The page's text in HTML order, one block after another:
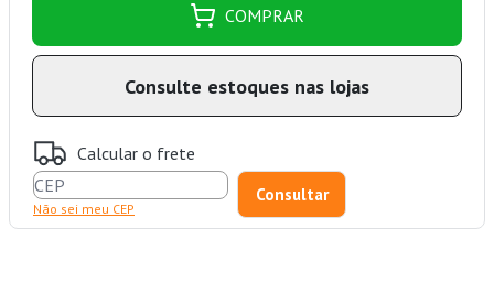
COMPRAR
Consulte estoques nas lojas
Calcular o frete
Não sei meu CEP